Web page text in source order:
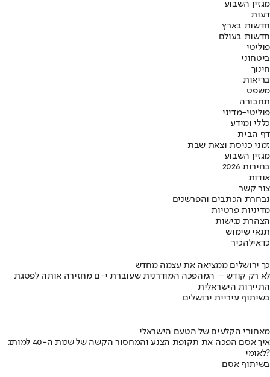
מגזין השבוע
דעות
חדשות בארץ
חדשות בעולם
פוליטי
ביטחוני
חינוך
בריאות
משפט
תחבורה
פוליטי-מדיני
כללי ומידע
דף הבית
זמני כניסת וצאת שבת
מגזין השבוע
בחירות 2026
אודות
צור קשר
נבחרת הכתבים והפרשנים
מדיניות פרטיות
הצהרת נגישות
תנאי שימוש
כדאילהכיר
כך ירושלים ממציאה את עצמה מחדש
לא רק קודש – המהפכה המודרנית שעוברת י-ם מחזירה אותה לפסגת
התיירות הישראלית
בשיתוף עיריית ירושלים
מאחורי הקלעים של הטעם הישראלי
איך אסם הפכה את תקופת הצנע והמחסור הקשה של שנות ה-40 למותג
לאומי?
בשיתוף אסם